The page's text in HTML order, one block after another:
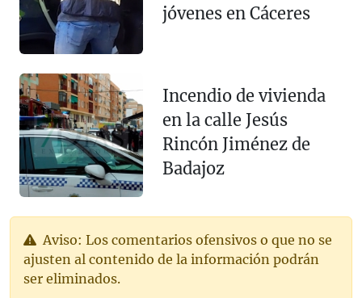
jóvenes en Cáceres
Incendio de vivienda
en la calle Jesús
Rincón Jiménez de
Badajoz
Aviso: Los comentarios ofensivos o que no se
ajusten al contenido de la información podrán
ser eliminados.